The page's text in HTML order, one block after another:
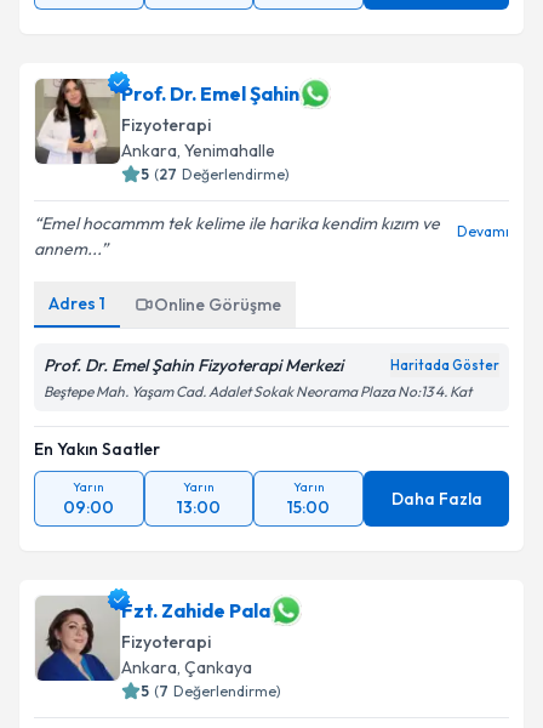
Prof. Dr. Emel Şahin
Fizyoterapi
Ankara, Yenimahalle
5 (27 Değerlendirme)
Emel hocammm tek kelime ile harika kendim kızım ve
annem...
Devamı
Adres 1 Online Görüşme
Prof. Dr. Emel Şahin Fizyoterapi Merkezi Haritada Göster
Beştepe Mah. Yaşam Cad. Adalet Sokak Neorama Plaza No:13 4. Kat
En Yakın Saatler
Yarın
09:00
Yarın
13:00
Yarın
15:00 Daha Fazla
Fzt. Zahide Pala
Fizyoterapi
Ankara, Çankaya
5 (7 Değerlendirme)